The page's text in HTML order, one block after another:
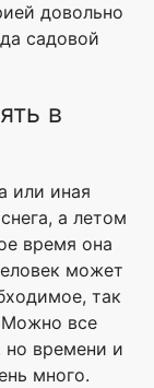
довольно
садовой
в
или иная
а летом
время она
может
так
Можно все
времени и
много.